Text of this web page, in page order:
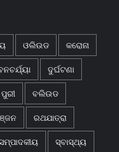
ଓଲିଉଡ କରୋନା
ଦୁର୍ଘଟଣା
ପୁରୀ ବଲିଉଡ
ରଥଯାତ୍ରା
ସ୍ବାସ୍ଥ୍ୟ